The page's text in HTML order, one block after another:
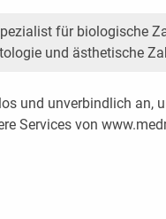
für biologische
und ästhetische
und unverbindlich an,
Services von